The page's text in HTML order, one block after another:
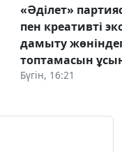
«Әділет»
пен креативті
дамыту
топтамасын
Бүгін, 16:21